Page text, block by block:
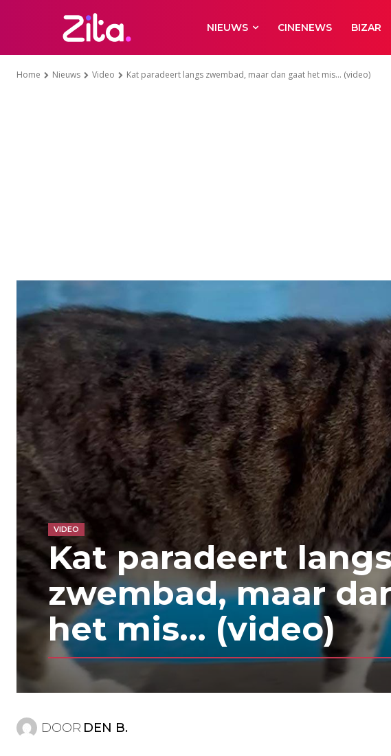
NIEUWS CINENEWS BIZAR
Home Nieuws Video Kat paradeert langs zwembad, maar dan gaat het mis… (video)
VIDEO
Kat paradeert
zwembad, maar
het mis… (video)
DOOR DEN B.